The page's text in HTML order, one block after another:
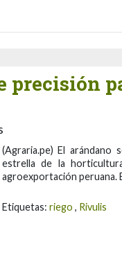
precisión
(Agraria.pe) El
estrella de la
agroexportación peruana.
Etiquetas: riego , Rivulis